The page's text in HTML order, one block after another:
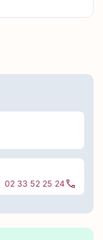
02 33 52 25 24